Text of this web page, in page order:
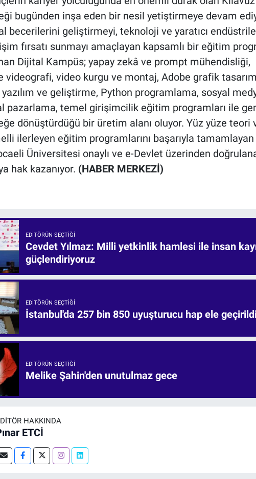
bugünden inşa eden bir nesil yetiştirmeye devam
becerilerini geliştirmeyi, teknoloji ve yaratıcı
fırsatı sunmayı amaçlayan kapsamlı bir eğitim
Dijital Kampüs; yapay zekâ ve prompt mühendisliği,
videografi, video kurgu ve montaj, Adobe grafik
ve geliştirme, Python programlama, sosyal
pazarlama, temel girişimcilik eğitim programları ile
dönüştürdüğü bir üretim alanı oluyor. Yüz yüze teori
ilerleyen eğitim programlarını başarıyla tamamlayan
Üniversitesi onaylı ve e-Devlet üzerinden
hak kazanıyor. (HABER MERKEZİ)
EDITÖRÜN SEÇTIĞI
Cevdet Yılmaz: Milli yetkinlik hamlesi ile insan
güçlendiriyoruz
EDITÖRÜN SEÇTIĞI
İstanbul'da 257 bin 850 uyuşturucu hap ele
EDITÖRÜN SEÇTIĞI
Melike Şahin'den unutulmaz gece
HAKKINDA
ETCİ